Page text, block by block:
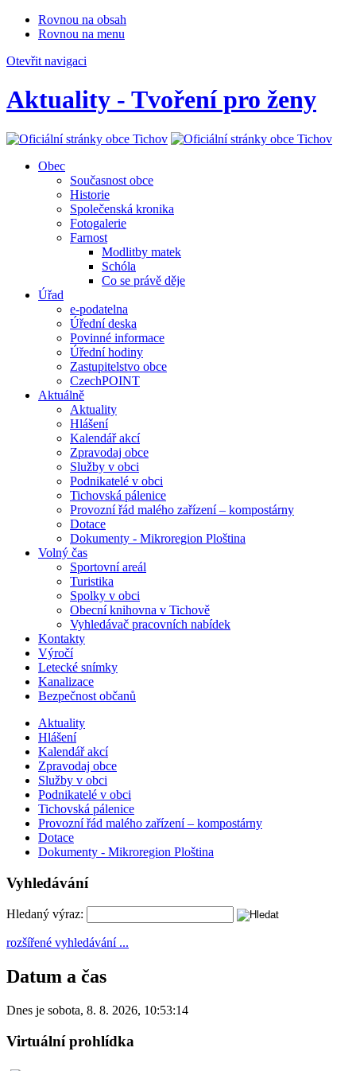
Rovnou na obsah
Rovnou na menu
Otevřit navigaci
Aktuality - Tvoření pro ženy
Obec
Současnost obce
Historie
Společenská kronika
Fotogalerie
Farnost
Modlitby matek
Schóla
Co se právě děje
Úřad
e-podatelna
Úřední deska
Povinné informace
Úřední hodiny
Zastupitelstvo obce
CzechPOINT
Aktuálně
Aktuality
Hlášení
Kalendář akcí
Zpravodaj obce
Služby v obci
Podnikatelé v obci
Tichovská pálenice
Provozní řád malého zařízení – kompostárny
Dotace
Dokumenty - Mikroregion Ploština
Volný čas
Sportovní areál
Turistika
Spolky v obci
Obecní knihovna v Tichově
Vyhledávač pracovních nabídek
Kontakty
Výročí
Letecké snímky
Kanalizace
Bezpečnost občanů
Aktuality
Hlášení
Kalendář akcí
Zpravodaj obce
Služby v obci
Podnikatelé v obci
Tichovská pálenice
Provozní řád malého zařízení – kompostárny
Dotace
Dokumenty - Mikroregion Ploština
Vyhledávání
Hledaný výraz:
rozšířené vyhledávání ...
Datum a čas
Dnes je sobota, 8. 8. 2026, 10:53:14
Virtuální prohlídka